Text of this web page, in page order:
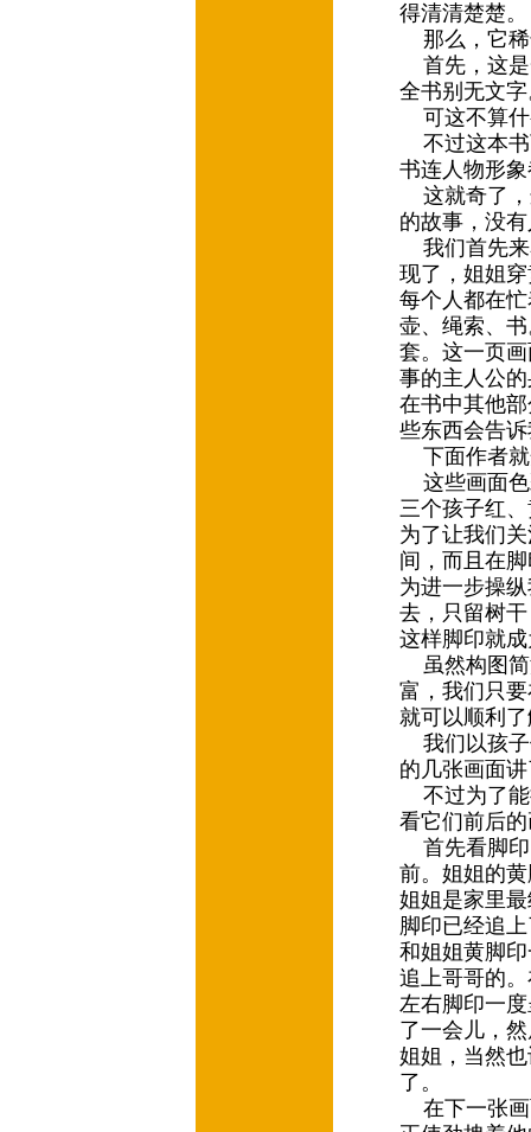
得清清楚楚
那么，它
首先，这是
全书别无文
可这不算什
不过这本书
书连人物形
这就奇了，
的故事，没
我们首先来
现了，姐姐
每个人都在
壶、绳索、
套。这一页
事的主人公
在书中其他
些东西会告
下面作者就
这些画面色
三个孩子红
为了让我们
间，而且在
为进一步操
去，只留树
这样脚印就
虽然构图简
富，我们只
就可以顺利
我们以孩子
的几张画面
不过为了能
看它们前后
首先看脚印
前。姐姐的
姐姐是家里
脚印已经追
和姐姐黄脚
追上哥哥的
左右脚印一
了一会儿，
姐姐，当然
了。
在下一张画